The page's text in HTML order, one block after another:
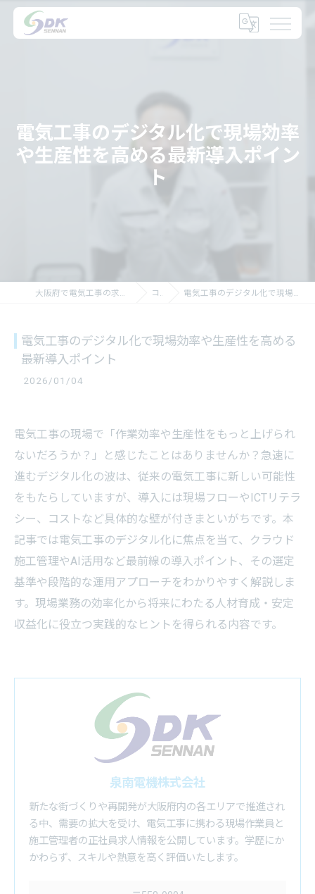
電気工事のデジタル化で現場効率
や生産性を高める最新導入ポイン
ト
大阪府で電気工事の求人なら大阪府の泉南電機株式会社 コラム 電気工事のデジタル化で現場効率や生産性を高める最新導入ポイント
電気工事のデジタル化で現場効率や生産性を高める
最新導入ポイント
2026/01/04
電気工事の現場で「作業効率や生産性をもっと上げられ
ないだろうか？」と感じたことはありませんか？急速に
進むデジタル化の波は、従来の電気工事に新しい可能性
をもたらしていますが、導入には現場フローやICTリテラ
シー、コストなど具体的な壁が付きまといがちです。本
記事では電気工事のデジタル化に焦点を当て、クラウド
施工管理やAI活用など最前線の導入ポイント、その選定
基準や段階的な運用アプローチをわかりやすく解説しま
す。現場業務の効率化から将来にわたる人材育成・安定
収益化に役立つ実践的なヒントを得られる内容です。
泉南電機株式会社
新たな街づくりや再開発が大阪府内の各エリアで推進され
る中、需要の拡大を受け、電気工事に携わる現場作業員と
施工管理者の正社員求人情報を公開しています。学歴にか
かわらず、スキルや熱意を高く評価いたします。